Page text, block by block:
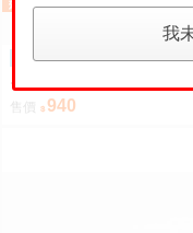
預購 訂金 【我家遊樂器】
人HUNTER×HUNTER Q
940
我